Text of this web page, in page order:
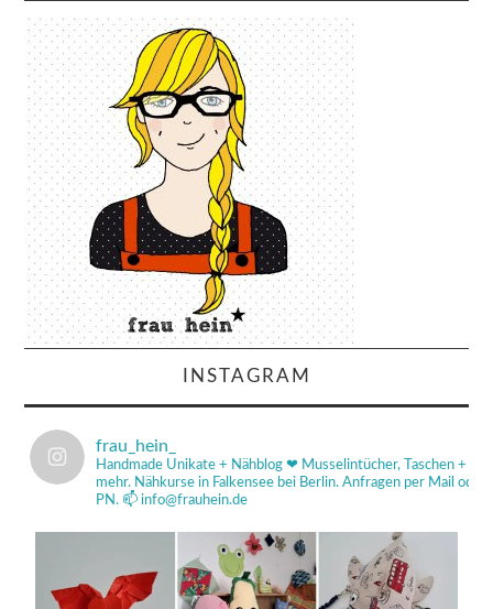
INSTAGRAM
frau_hein_
Handmade Unikate + Nähblog ❤ Musselintücher, Taschen +
mehr. Nähkurse in Falkensee bei Berlin. Anfragen per Mail od
PN. 📫 info@frauhein.de